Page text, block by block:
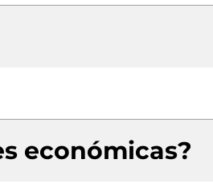
económicas?